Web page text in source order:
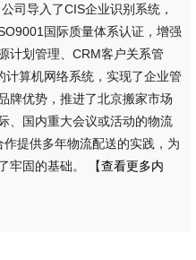
司导入了CIS企业识别系统，
国际质量体系认证，增强
计划管理、CRM客户关系管
算机网络系统，实现了企业管
牌优势，推进了北京搬家市场
、国内重大会议或活动的物流
提供多年物流配送的实践，为
牢固的基础。 【查看更多内